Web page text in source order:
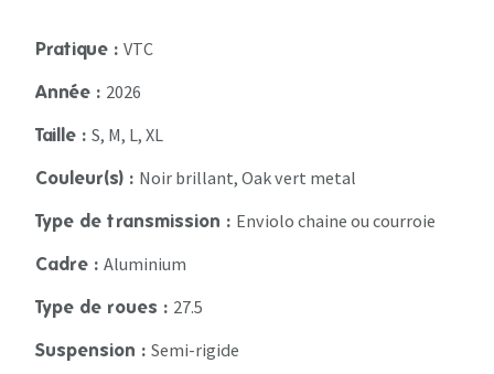
Pratique : VTC
Année : 2026
Taille : S, M, L, XL
Couleur(s) : Noir brillant, Oak vert metal
Type de transmission : Enviolo chaine ou courroie
Cadre : Aluminium
Type de roues : 27.5
Suspension : Semi-rigide